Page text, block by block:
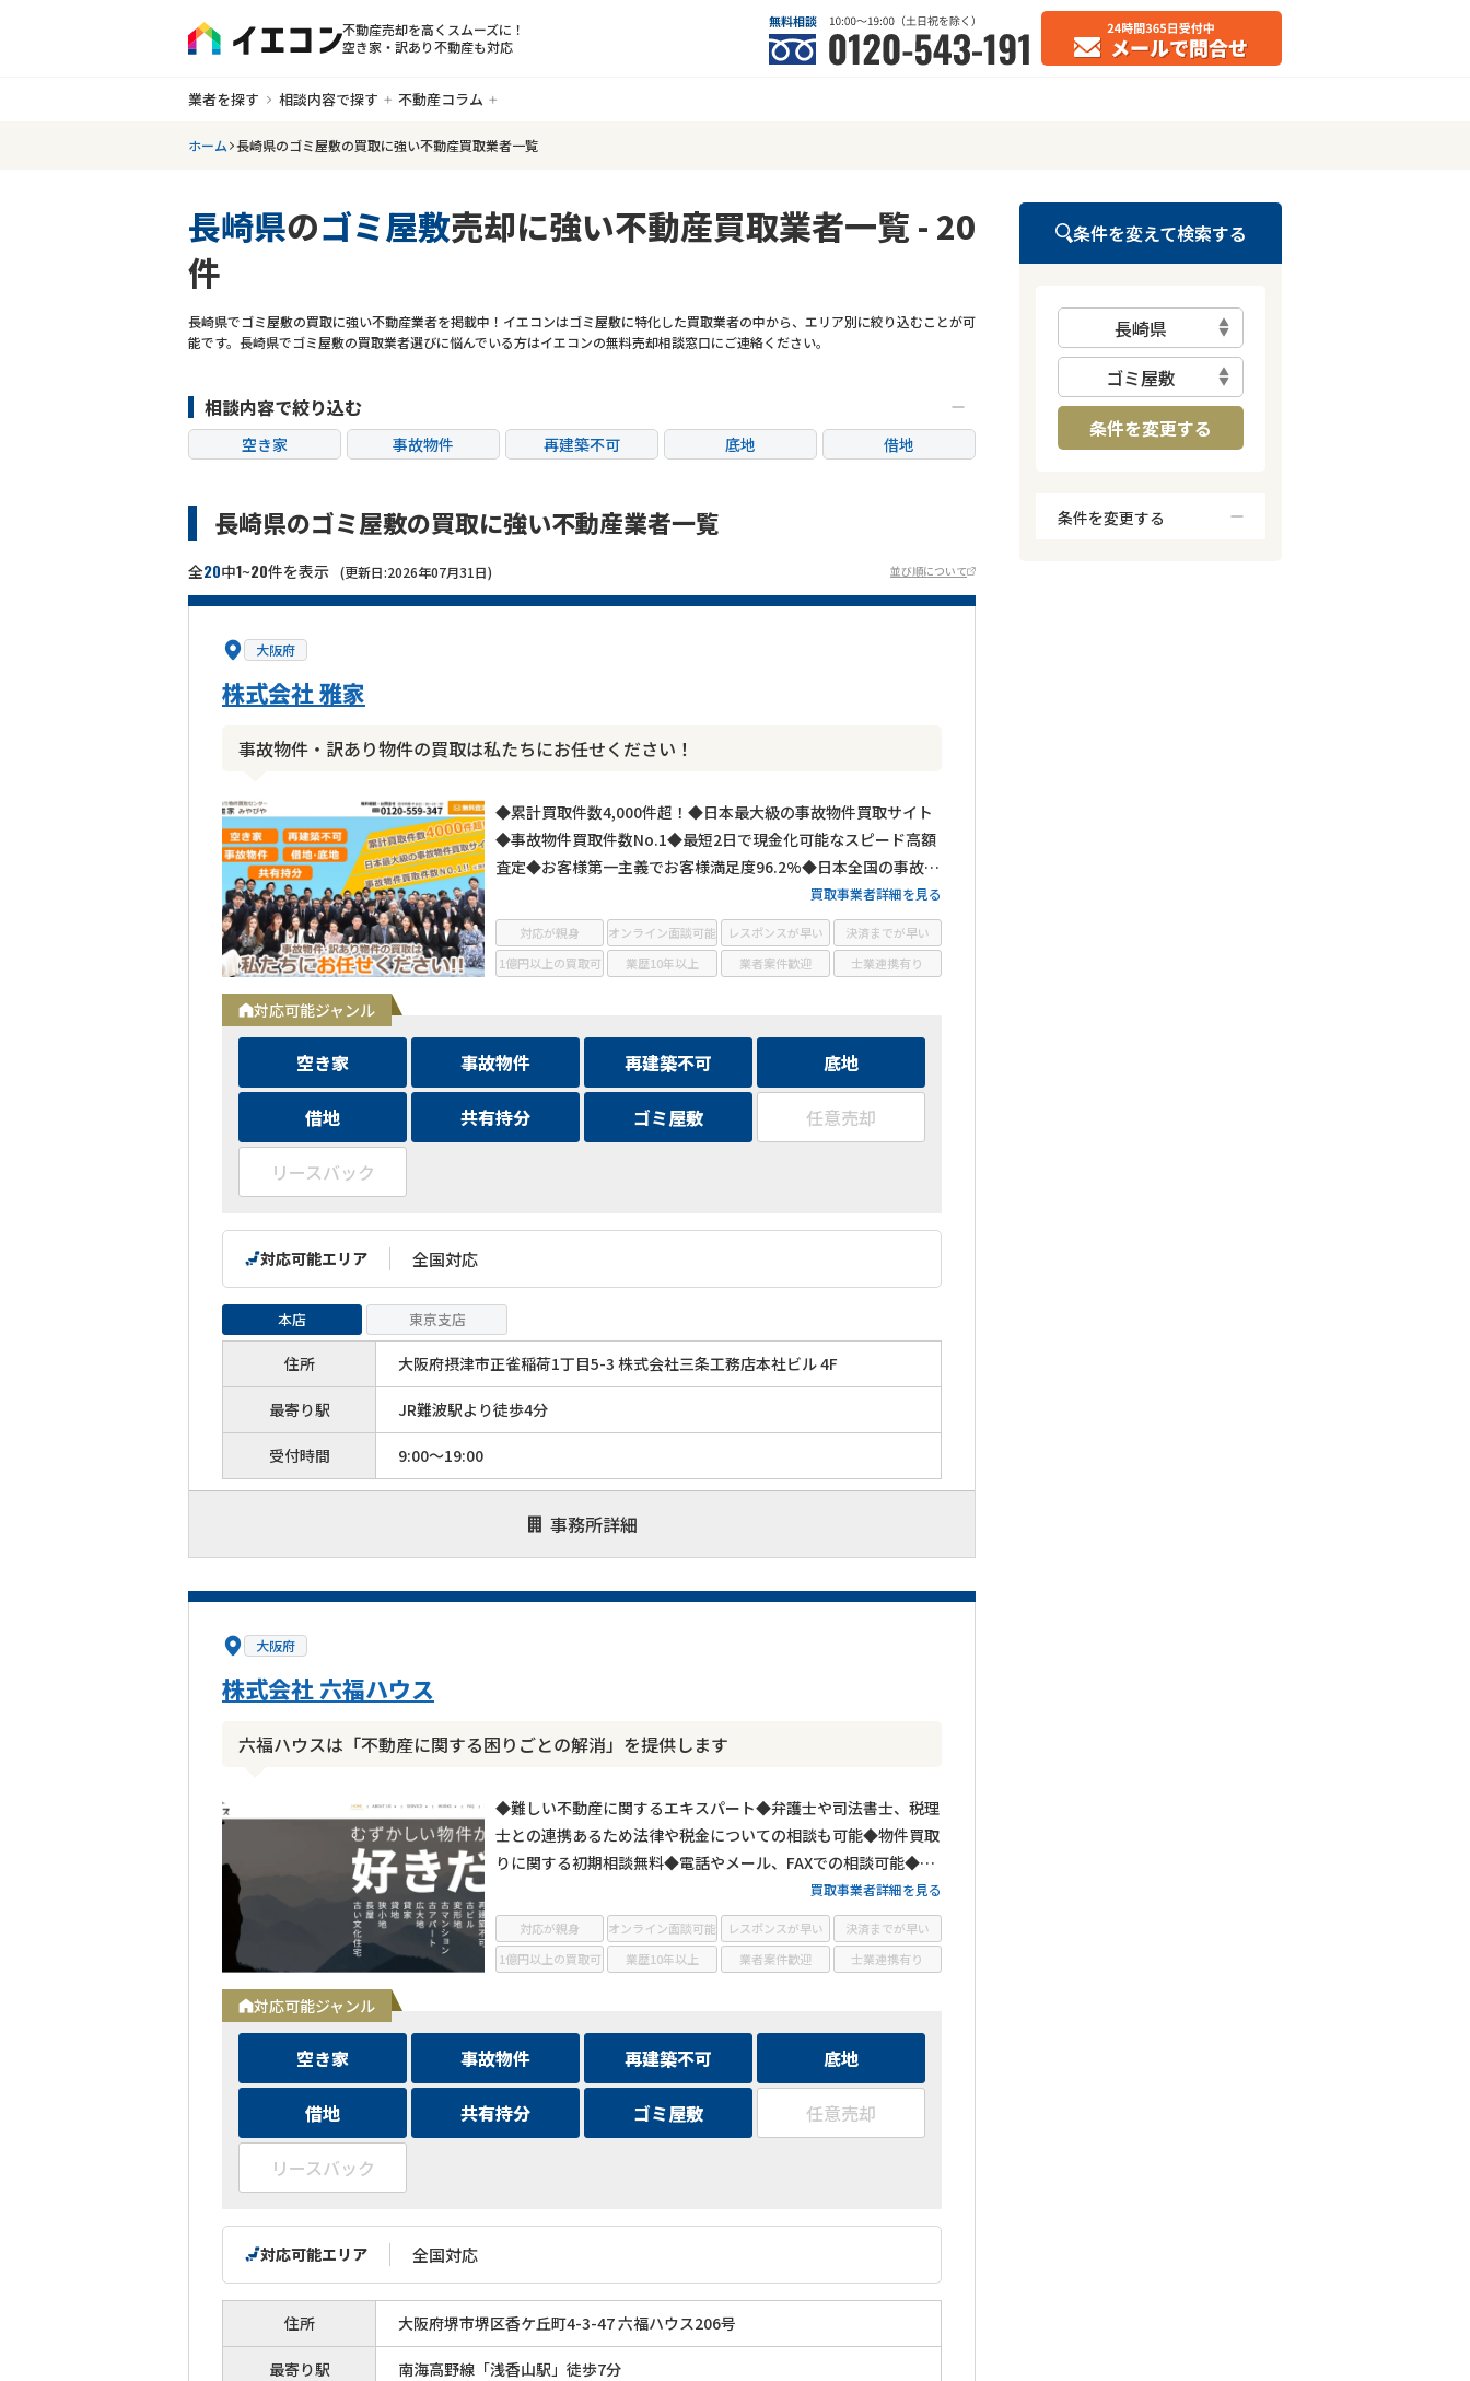
不動産売却を高くスムーズに！
空き家・訳あり不動産も対応
業者を探す 相談内容で探す 不動産コラム
ホーム 長崎県のゴミ屋敷の買取に強い不動産買取業者一覧
長崎県のゴミ屋敷売却に強い不動産買取業者一覧 - 20
件
長崎県でゴミ屋敷の買取に強い不動産業者を掲載中！イエコンはゴミ屋敷に特化した買取業者の中から、エリア別に絞り込むことが可
能です。長崎県でゴミ屋敷の買取業者選びに悩んでいる方はイエコンの無料売却相談窓口にご連絡ください。
相談内容で絞り込む
空き家 事故物件 再建築不可 底地
借地
長崎県のゴミ屋敷の買取に強い不動産業者一覧
全20中1~20件を表示 (更新日:2026年07月31日) 並び順について
大阪府
株式会社 雅家
事故物件・訳あり物件の買取は私たちにお任せください！
◆累計買取件数4,000件超！◆日本最大級の事故物件買取サイト
◆事故物件買取件数No.1◆最短2日で現金化可能なスピード高額
査定◆お客様第一主義でお客様満足度96.2%◆日本全国の事故物
買取事業者詳細を見る
対応可能ジャンル
空き家 事故物件 再建築不可 底地
借地 共有持分 ゴミ屋敷 任意売却
リースバック
本店 東京支店
住所 大阪府摂津市正雀稲荷1丁目5-3 株式会社三条工務店本社ビル 4F
最寄り駅 JR難波駅より徒歩4分
受付時間 9:00～19:00
事務所詳細
対応可能エリア 全国対応
対応が親身 オンライン面談可能 レスポンスが早い
決済までが早い
1億円以上の買取可
業歴10年以上 業者案件歓迎 士業連携有り
大阪府
株式会社 六福ハウス
六福ハウスは「不動産に関する困りごとの解消」を提供します
◆難しい不動産に関するエキスパート◆弁護士や司法書士、税理
士との連携あるため法律や税金についての相談も可能◆物件買取
りに関する初期相談無料◆電話やメール、FAXでの相談可能◆メ
買取事業者詳細を見る
対応可能ジャンル
空き家 事故物件 再建築不可 底地
借地 共有持分 ゴミ屋敷 任意売却
リースバック
住所 大阪府堺市堺区香ケ丘町4-3-47 六福ハウス206号
最寄り駅 南海高野線「浅香山駅」徒歩7分
対応可能エリア 全国対応
対応が親身 オンライン面談可能 レスポンスが早い
決済までが早い
1億円以上の買取可
業歴10年以上 業者案件歓迎 士業連携有り
条件を変えて検索する
長崎県
ゴミ屋敷
条件を変更する
条件を変更する